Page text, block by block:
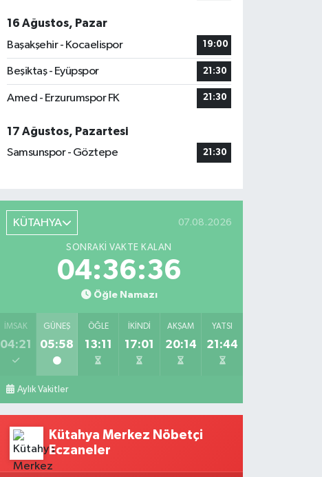
16 Ağustos, Pazar
Başakşehir - Kocaelispor
19:00
Beşiktaş - Eyüpspor 21:30
Amed - Erzurumspor FK 21:30
17 Ağustos, Pazartesi
Samsunspor - Göztepe
21:30
KÜTAHYA 07.08.2026
SONRAKI VAKTE KALAN
04:36:34
Öğle Namazı
İMSAK
04:21
GÜNEŞ
05:58
ÖĞLE
13:11
İKINDI
17:01
AKŞAM
20:14
YATSI
21:44
Aylık Vakitler
Kütahya Merkez Nöbetçi
Eczaneler